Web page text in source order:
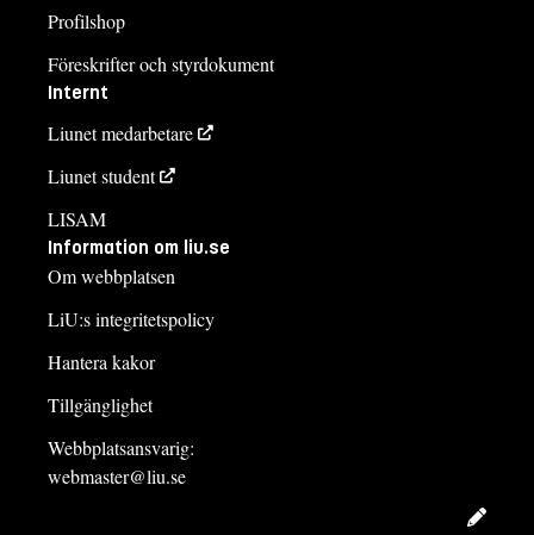
Profilshop
Föreskrifter och styrdokument
Internt
Liunet medarbetare
Liunet student
LISAM
Information om liu.se
Om webbplatsen
LiU:s integritetspolicy
Hantera kakor
Tillgänglighet
Webbplatsansvarig:
webmaster@liu.se